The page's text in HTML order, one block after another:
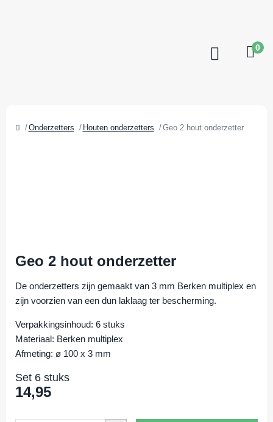
0
Onderzetters Houten onderzetters Geo 2 hout onderzetter
Geo 2 hout onderzetter
De onderzetters zijn gemaakt van 3 mm Berken multiplex en
zijn voorzien van een dun laklaag ter bescherming.
Verpakkingsinhoud: 6 stuks
Materiaal: Berken multiplex
Afmeting: ø 100 x 3 mm
Set 6 stuks
14,95